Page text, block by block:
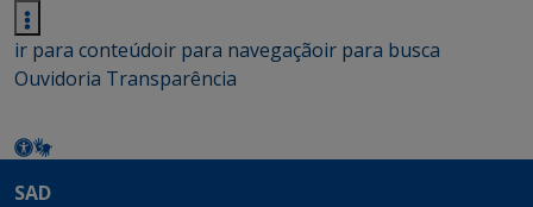
ir para conteúdoir para navegaçãoir para busca
Ouvidoria Transparência
SAD